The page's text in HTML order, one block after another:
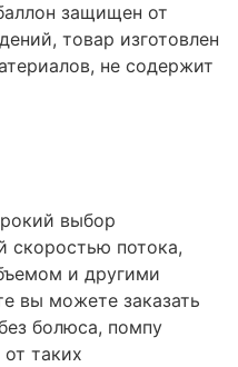
защищен от
товар изготовлен
не содержит
выбор
скоростью потока,
и другими
вы можете заказать
болюса, помпу
таких